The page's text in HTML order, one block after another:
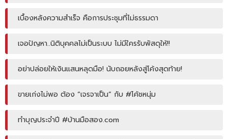
เบื้องหลังความสำเร็จ คือการประชุมที่ไม่ธรรมดา
เจอปัญหา..นิติบุคคลไม่เป็นระบบ ไม่มีใครรับพัสดุให้!!
อย่าปล่อยให้เงินแสนหลุดมือ! นับถอยหลังสู่โค้งสุดท้าย!
ขายเก่งไม่พอ ต้อง “เจรจาเป็น” กับ #โค้ชหนุ่ม
ทำบุญประจำปี #บ้านมือสอง.com